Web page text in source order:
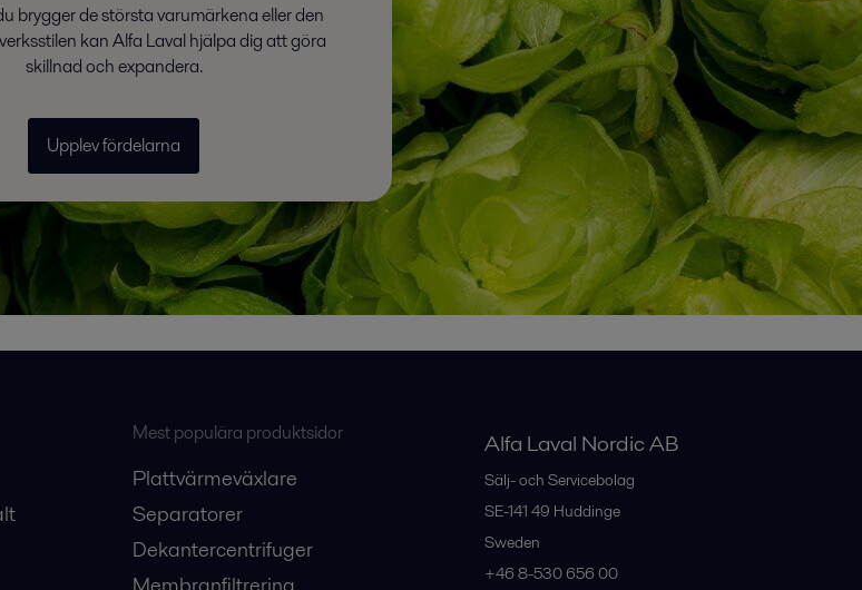
brygger de största varumärkena eller den
kan Alfa Laval hjälpa dig att göra
skillnad och expandera.
Upplev fördelarna
Mest populära produktsidor
Plattvärmeväxlare
Separatorer
Dekantercentrifuger
Alfa Laval Nordic AB
Sälj- och Servicebolag
SE-141 49 Huddinge
Sweden
+46 8-530 656 00